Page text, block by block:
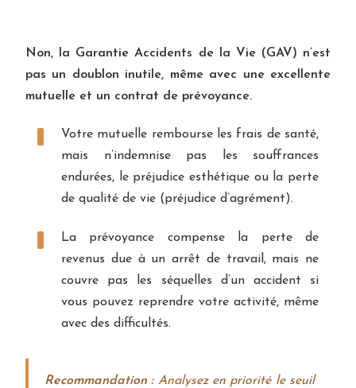
Non, la Garantie Accidents de la Vie (GAV) n’est
pas un doublon inutile, même avec une excellente
mutuelle et un contrat de prévoyance.
Votre mutuelle rembourse les frais de santé,
mais n’indemnise pas les souffrances
endurées, le préjudice esthétique ou la perte
de qualité de vie (préjudice d’agrément).
La prévoyance compense la perte de
revenus due à un arrêt de travail, mais ne
couvre pas les séquelles d’un accident si
vous pouvez reprendre votre activité, même
avec des difficultés.
Recommandation :Analysez en priorité le seuil